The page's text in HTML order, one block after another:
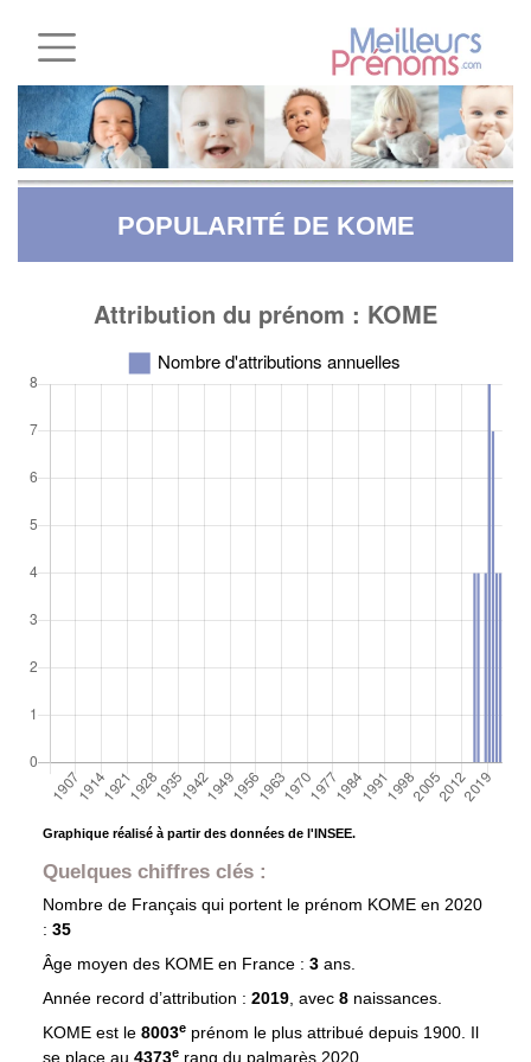
POPULARITÉ DE KOME
Graphique réalisé à partir des données de l'INSEE.
Quelques chiffres clés :
Nombre de Français qui portent le prénom KOME en 2020
: 35
Âge moyen des KOMEen France : 3 ans.
Année record d’attribution : 2019, avec 8 naissances.
KOME est le 8003eprénom le plus attribué depuis 1900. Il
se place au 4373e rang du palmarès 2020.